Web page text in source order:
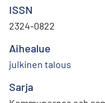
ISSN
2324-0822
Aihealue
julkinen talous
Sarja